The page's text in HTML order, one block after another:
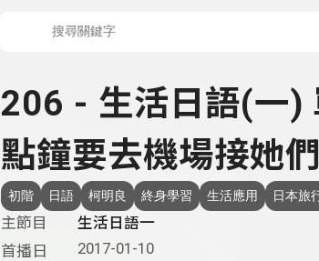
206 - 生活日語(一)
點鐘要去機場接她們
初階 日語 柯明良 終身學習 生活應用 日本旅
主節目
生活日語一
首播日
2017-01-10